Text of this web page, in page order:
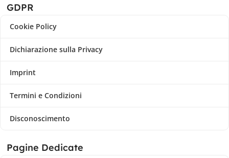
GDPR
Cookie Policy
Dichiarazione sulla Privacy
Imprint
Termini e Condizioni
Disconoscimento
Pagine Dedicate